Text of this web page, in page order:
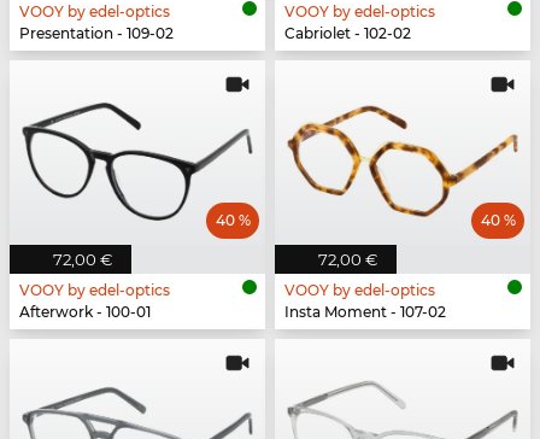
VOOY by edel-optics
Presentation - 109-02
VOOY by edel-optics
Cabriolet - 102-02
72,00 €
40 %
VOOY by edel-optics
Afterwork - 100-01
72,00 €
40 %
VOOY by edel-optics
Insta Moment - 107-02